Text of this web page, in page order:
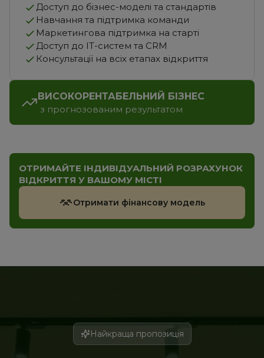
Доступ до бізнес-моделі та стандартів
Навчання та підтримка команди
Маркетингова підтримка на старті
Доступ до IT-систем та CRM
Консультації на всіх етапах відкриття
ВИСОКОРЕНТАБЕЛЬНИЙ БІЗНЕС
з прогнозованим результатом
ОТРИМАЙТЕ ІНДИВІДУАЛЬНИЙ РОЗРАХУНОК
ВІДКРИТТЯ У ВАШОМУ МІСТІ
Отримати фінансову модель
Найкраща пропозиція